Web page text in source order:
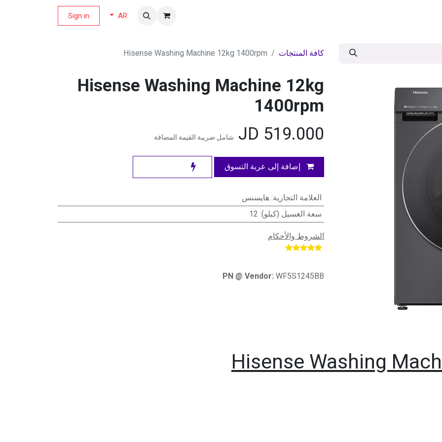
AR
Sign in
كافة المنتجات Hisense Washing Machine 12kg 1400rpm
Hisense Washing Machine 12kg
1400rpm
519.000
شامل ضريبة القيمة المضافة
إضافة إلى عربة التسوق
العلامة التجارية: هايسنس
سعة الغسيل (كيلو):
12
الشروط والأحكام
PN @ Vendor: WF5S1245BB
Hisense Washing